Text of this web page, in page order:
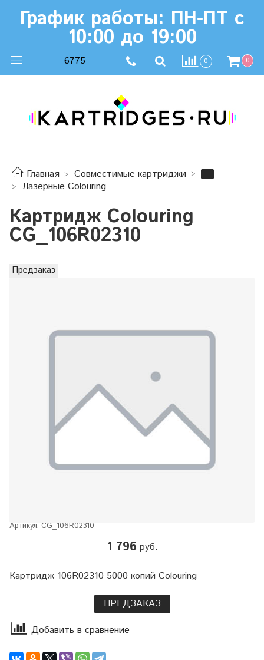
График работы: ПН-ПТ с
10:00 до 19:00
6775 0 0
Главная Совместимые картриджи
-
Лазерные Colouring
Картридж Colouring
CG_106R02310
Предзаказ
Артикул: CG_106R02310
1 796 руб.
Картридж 106R02310 5000 копий Colouring
ПРЕДЗАКАЗ
Добавить в сравнение